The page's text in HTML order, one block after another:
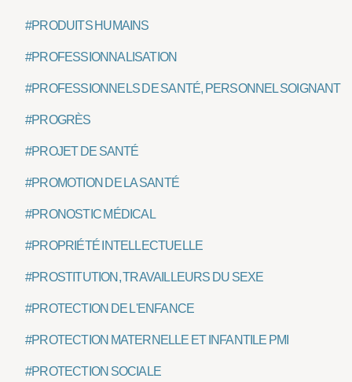
#PRODUITS HUMAINS
#PROFESSIONNALISATION
#PROFESSIONNELS DE SANTÉ, PERSONNEL SOIGNANT
#PROGRÈS
#PROJET DE SANTÉ
#PROMOTION DE LA SANTÉ
#PRONOSTIC MÉDICAL
#PROPRIÉTÉ INTELLECTUELLE
#PROSTITUTION, TRAVAILLEURS DU SEXE
#PROTECTION DE L'ENFANCE
#PROTECTION MATERNELLE ET INFANTILE PMI
#PROTECTION SOCIALE